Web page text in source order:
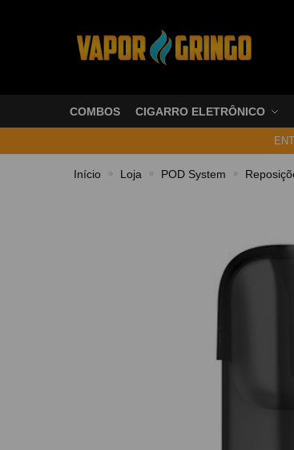
COMBOS CIGARRO ELETRÔNICO
Início » Loja » POD System »